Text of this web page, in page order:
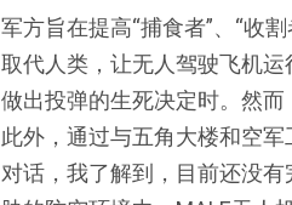
军方旨在提高“捕食者”、“收
取代人类，让无人驾驶飞机
做出投弹的生死决定时。然而
此外，通过与五角大楼和空
对话，我了解到，目前还没